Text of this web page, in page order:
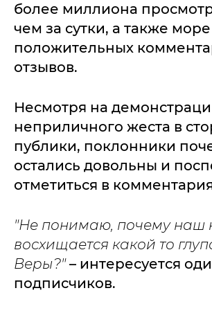
более миллиона
чем за сутки, а также море
положительных
отзывов.
Несмотря на
неприличного жеста в
публики, поклонники
остались довольны и
отметиться в
"Не понимаю, почему наш
восхищается какой то
Веры?"– интересуется
подписчиков.